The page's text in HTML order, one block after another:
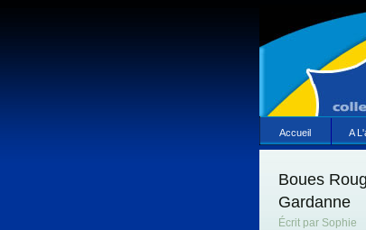
Accueil A
Boues
Gardanne
Écrit par Sophie